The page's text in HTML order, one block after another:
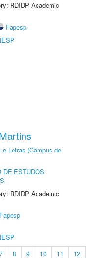
RDIDP Academic
Fapesp
e Letras (Câmpus de
DE ESTUDOS
RDIDP Academic
Fapesp
7 8 9 10 11
12